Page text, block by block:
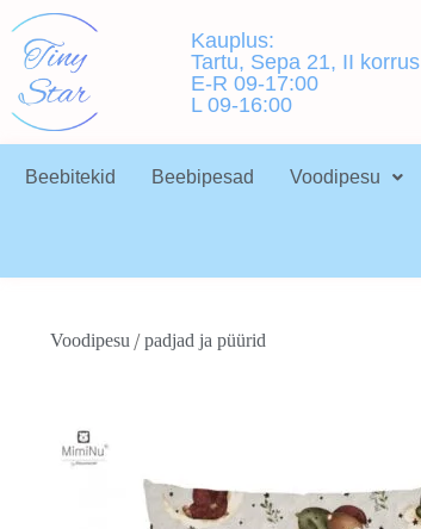
Kauplus:
Tartu, Sepa 21, II korrus
E-R 09-17:00
L 09-16:00
Beebitekid Beebipesad Voodipesu
Voodipesu/padjad ja püürid